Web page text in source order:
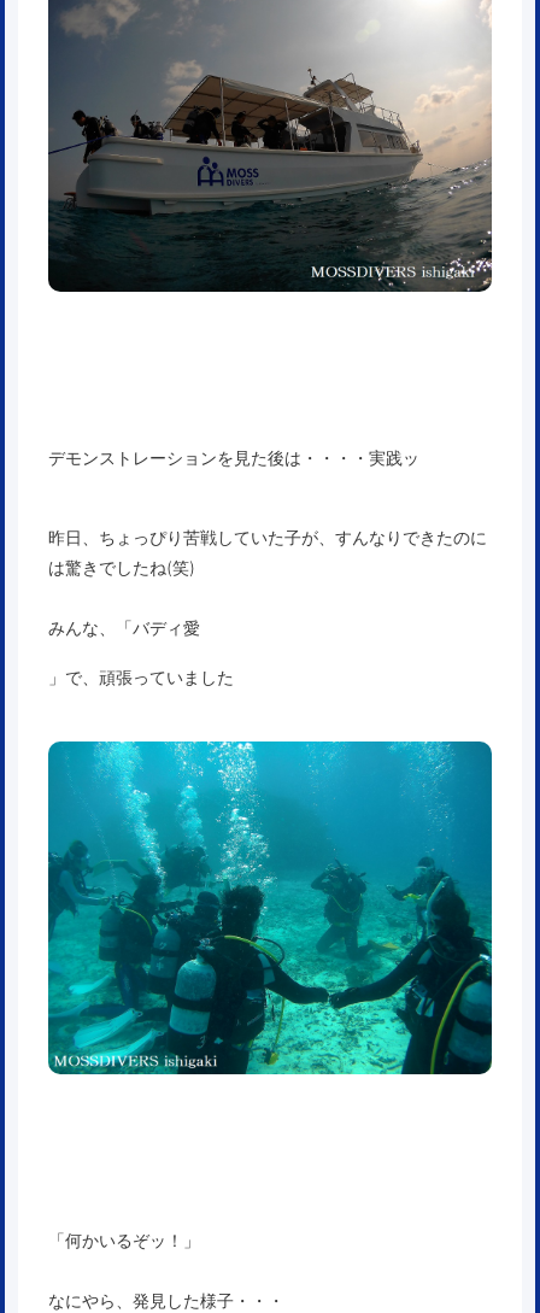
デモンストレーションを見た後は・・・・実践ッ
昨日、ちょっぴり苦戦していた子が、すんなりできたのに
は驚きでしたね(笑)
みんな、「バディ愛
」で、頑張っていました
「何かいるぞッ！」
なにやら、発見した様子・・・